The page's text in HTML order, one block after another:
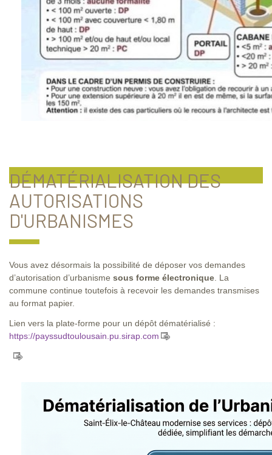
DÉMATÉRIALISATION DES
AUTORISATIONS
D'URBANISMES
Vous avez désormais la possibilité de déposer vos demandes
d’autorisation d’urbanisme sous forme électronique. La
commune continue toutefois à recevoir les demandes transmises
au format papier.
Lien vers la plate-forme pour un dépôt dématérialisé :
https://payssudtoulousain.pu.sirap.com